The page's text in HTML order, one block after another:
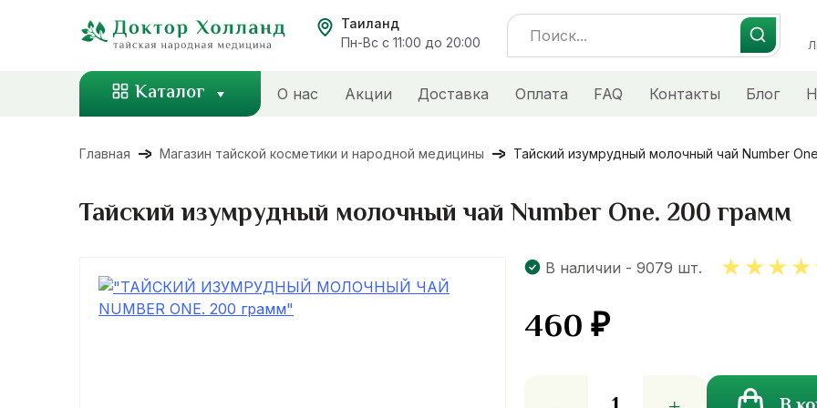
Таиланд
Пн-Вс с 11:00 до 20:00
Search
for:
Каталог О нас Акции Доставка Оплата FAQ Контакты Блог
Главная Магазин тайской косметики и народной медицины Тайский изумрудный молочный чай Number
Тайский изумрудный молочный чай Number One. 200 грамм
В наличии - 9079 шт.
460₽